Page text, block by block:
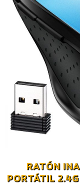
RATÓN
PORTÁTIL